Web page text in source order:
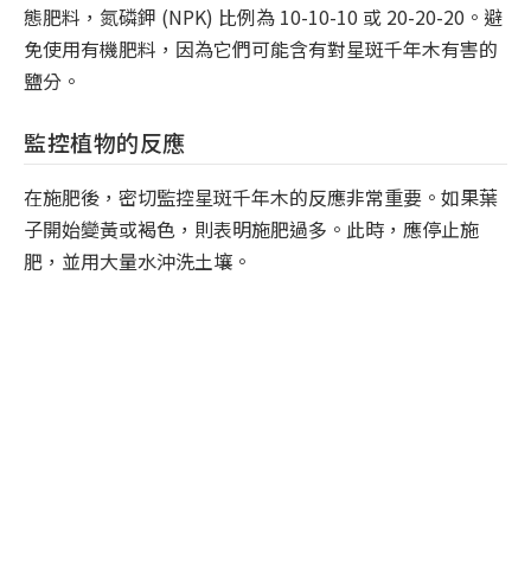
態肥料，氮磷鉀 (NPK) 比例為 10-10-10 或 20-20-20。避
免使用有機肥料，因為它們可能含有對星斑千年木有害的
鹽分。
監控植物的反應
在施肥後，密切監控星斑千年木的反應非常重要。如果葉
子開始變黃或褐色，則表明施肥過多。此時，應停止施
肥，並用大量水沖洗土壤。